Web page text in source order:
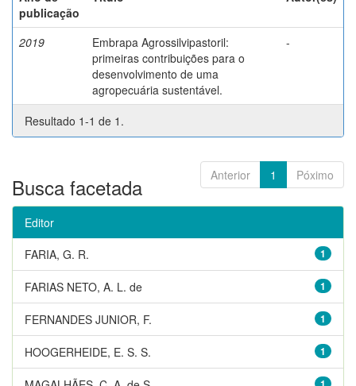
publicação
2019
Embrapa Agrossilvipastoril:
primeiras contribuições para o
desenvolvimento de uma
agropecuária sustentável.
-
Resultado 1-1 de 1.
Anterior 1 Póximo
Busca facetada
Editor
1
FARIA, G. R.
1
FARIAS NETO, A. L. de
1
FERNANDES JUNIOR, F.
1
HOOGERHEIDE, E. S. S.